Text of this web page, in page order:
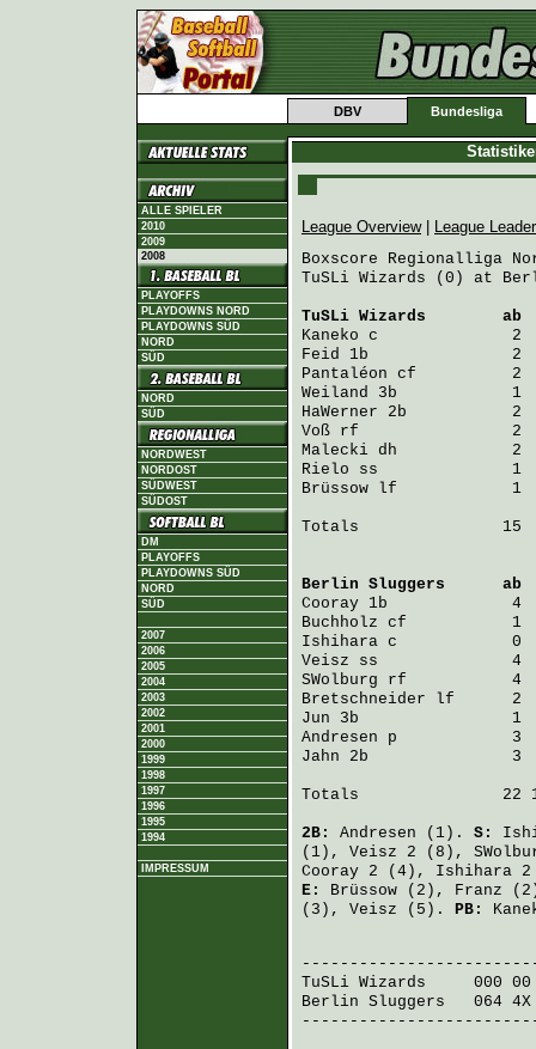
DBV Bundesliga
ALLE SPIELER
2010
2009
2008
PLAYOFFS
PLAYDOWNS NORD
PLAYDOWNS SÜD
NORD
SÜD
NORD
SÜD
NORDWEST
NORDOST
SÜDWEST
SÜDOST
DM
PLAYOFFS
PLAYDOWNS SÜD
NORD
SÜD
2007
2006
2005
2004
2003
2002
2001
2000
1999
1998
1997
1996
1995
1994
IMPRESSUM
League Overview|
League
Boxscore Regionalliga
TuSLi Wizards (0) at
TuSLi Wizards
ab
Kaneko c              2
Feid 1b               2
Pantaléon cf          2
Weiland 3b            1
HaWerner 2b           2
Voß rf                2  0
Malecki dh            2
Rielo ss              1
Brüssow lf            1  0
Totals               15
Berlin Sluggers
ab
Cooray 1b             4
Buchholz cf           1  3
Ishihara c            0
Veisz ss              4
SWolburg rf           4  0
Bretschneider lf      2
Jun 3b                1
Andresen p            3
Jahn 2b               3
Totals               22
2B: Andresen (1). S:
(1), Veisz 2 (8),
Cooray 2 (4), Ishihara
E: Brüssow (2), Franz
(3), Veisz (5). PB:
TuSLi Wizards
000
Berlin Sluggers
064